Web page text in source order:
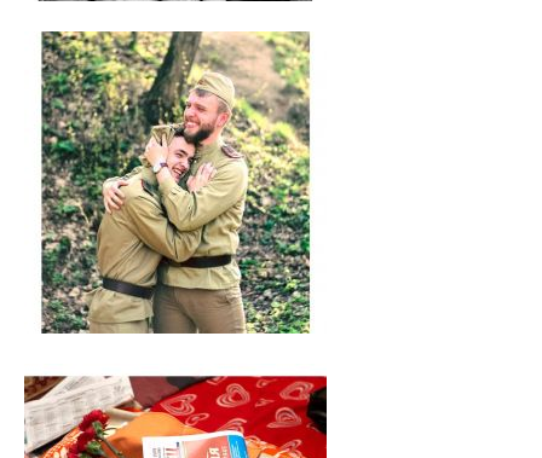
АБИТУРИЕНТУ
Факультет довузовской подготовки
Порядок приема на ФДП 2026
Расписание
Стоимость обучения
Бюджетные места
Документы
Для иностранных граждан
Личный кабинет абитуриента